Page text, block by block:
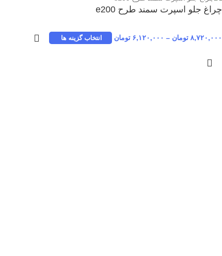
چراغ جلو اسپرت سمند طرح e200
۸,۷۲۰,۰۰۰ تومان – ۶,۱۲۰,۰۰۰ تومان انتخاب گزینه ها